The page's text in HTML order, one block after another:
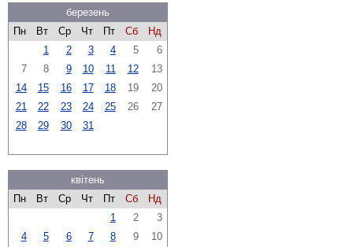
березень
Пн
Вт Ср Чт Пт Сб
Нд
1
2 3 4 5
6
7
8 9 10 11 12
13
14
15 16 17 18 19
20
21
22 23 24 25 26
27
28
29 30 31
квітень
Пн
Вт Ср Чт Пт Сб
Нд
1
2
3
4
5 6 7 8 9
10